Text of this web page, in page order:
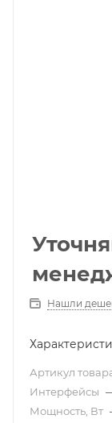
Нашли
Артикул
Интерфейсы
Мощность, Вт